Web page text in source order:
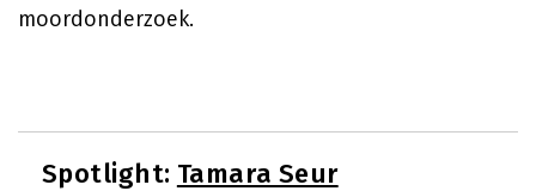
moordonderzoek.
Spotlight: Tamara Seur